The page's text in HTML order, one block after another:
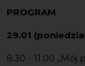
PROGRAM
29.01
8.30 - 11.00